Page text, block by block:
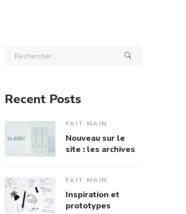
Recent Posts
FAIT MAIN
Nouveau sur le
site : les archives
FAIT MAIN
Inspiration et
prototypes